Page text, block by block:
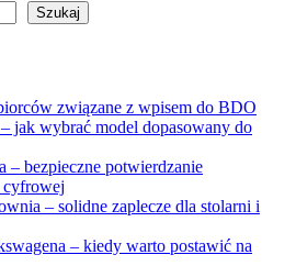
Szukaj
związane z wpisem do BDO
jak wybrać model dopasowany do
– bezpieczne potwierdzanie
cyfrowej
– solidne zaplecze dla stolarni i
– kiedy warto postawić na